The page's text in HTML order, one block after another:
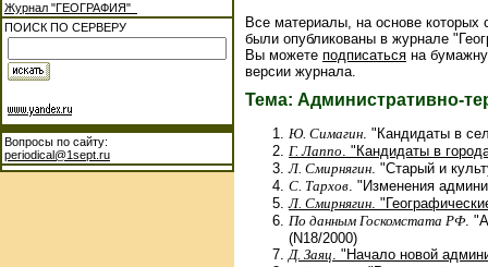
Журнал "ГЕОГРАФИЯ"
ПОИСК ПО СЕРВЕРУ
Вопросы по сайту:
periodical@1sept.ru
Все материалы, на основе которых
были опубликованы в журнале
Вы можете подписаться на
версии журнала.
Тема: Административно-
Ю. Симагин . "Кандидаты в
Г. Лаппо . "Кандидаты в
Л. Смирнягин . "Старый и
С. Тархов . "Изменения
Л. Смирнягин .
По данным Госкомстата РФ .
(N18/2000)
Д. Заяц . "Начало новой